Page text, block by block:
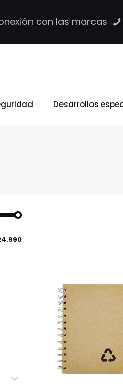
con las marcas
Desarrollos